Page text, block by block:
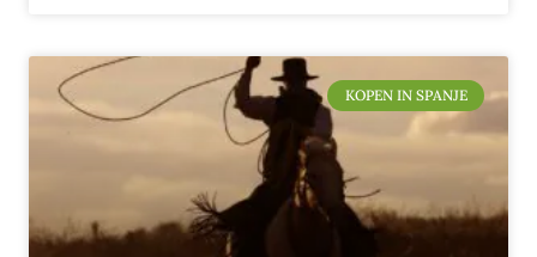
KOPEN IN SPANJE